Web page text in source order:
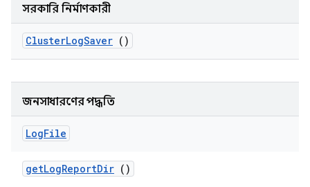
সরকারি নির্মাণকারী
ClusterLogSaver ()
জনসাধারণের পদ্ধতি
LogFile
getLogReportDir ()